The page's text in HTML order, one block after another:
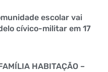
escolar vai
cívico-militar em 17
HABITAÇÃO –